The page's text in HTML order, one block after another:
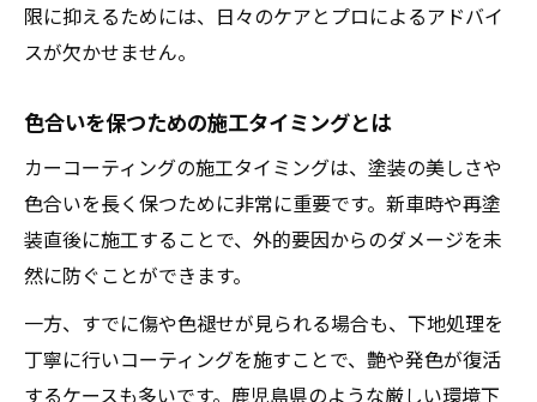
限に抑えるためには、日々のケアとプロによるアドバイ
スが欠かせません。
色合いを保つための施工タイミングとは
カーコーティングの施工タイミングは、塗装の美しさや
色合いを長く保つために非常に重要です。新車時や再塗
装直後に施工することで、外的要因からのダメージを未
然に防ぐことができます。
一方、すでに傷や色褪せが見られる場合も、下地処理を
丁寧に行いコーティングを施すことで、艶や発色が復活
するケースも多いです。鹿児島県のような厳しい環境下